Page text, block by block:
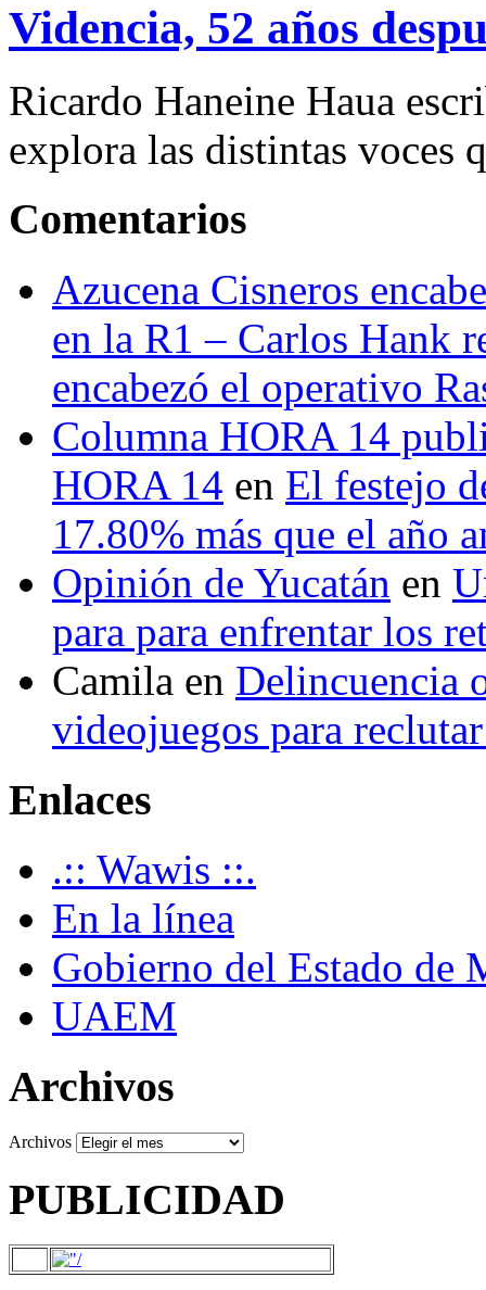
Videncia, 52 años
Ricardo Haneine Haua
explora las distintas voces
Comentarios
Azucena Cisneros
en la R1 – Carlos Hank
encabezó el operativo
Columna HORA 14
HORA 14 en El festejo
17.80% más que el año
Opinión de Yucatán en
para para enfrentar los
Camila en Delincuencia
videojuegos para
Enlaces
.:: Wawis ::.
En la línea
Gobierno del Estado de
UAEM
Archivos
Archivos
PUBLICIDAD